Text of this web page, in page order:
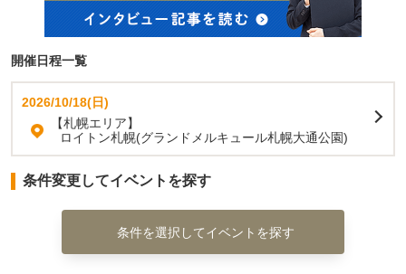
開催日程一覧
2026/10/18(日)
【札幌エリア】
ロイトン札幌(グランドメルキュール札幌大通公園)
条件変更してイベントを探す
条件を選択してイベントを探す